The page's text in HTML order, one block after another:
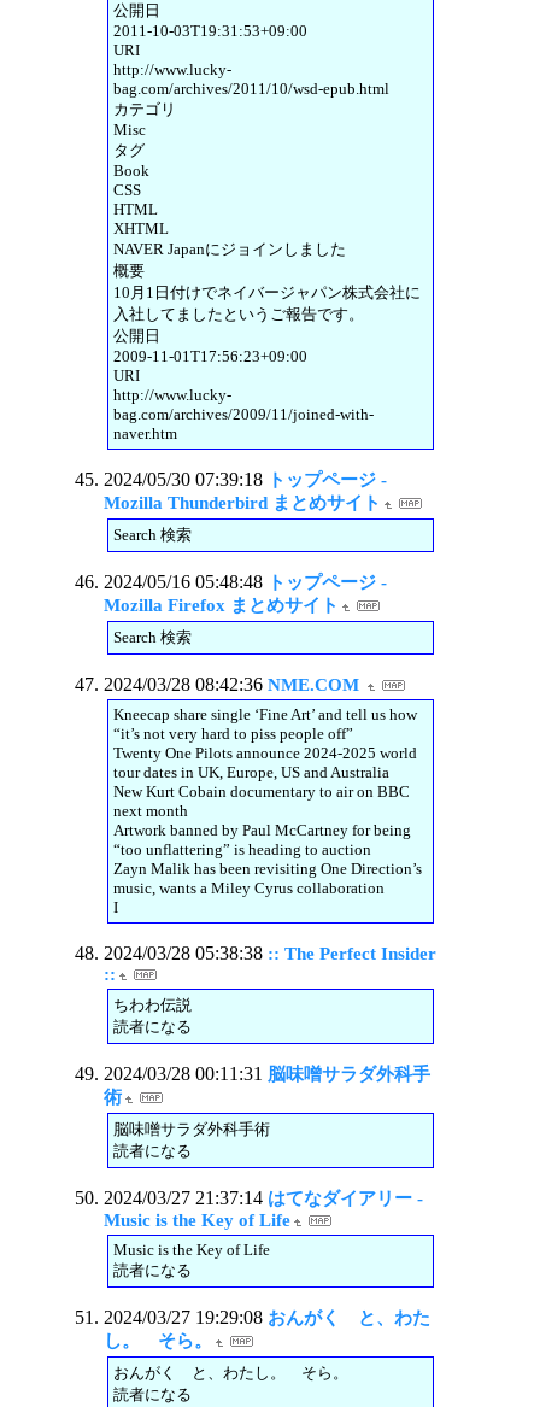
公開日
2011-10-03T19:31:53+09:00
URI
http://www.lucky-
bag.com/archives/2011/10/wsd-epub.html
カテゴリ
Misc
タグ
Book
CSS
HTML
XHTML
NAVER Japanにジョインしました
概要
10月1日付けでネイバージャパン株式会社に
入社してましたというご報告です。
公開日
2009-11-01T17:56:23+09:00
URI
http://www.lucky-
bag.com/archives/2009/11/joined-with-
naver.htm
2024/05/30 07:39:18
トップページ -
Mozilla Thunderbird まとめサイト
Search 検索
2024/05/16 05:48:48
トップページ -
Mozilla Firefox まとめサイト
Search 検索
2024/03/28 08:42:36 NME.COM
Kneecap share single ‘Fine Art’ and tell us how
“it’s not very hard to piss people off”
Twenty One Pilots announce 2024-2025 world
tour dates in UK, Europe, US and Australia
New Kurt Cobain documentary to air on BBC
next month
Artwork banned by Paul McCartney for being
“too unflattering” is heading to auction
Zayn Malik has been revisiting One Direction’s
music, wants a Miley Cyrus collaboration
I
2024/03/28 05:38:38 :: The Perfect Insider
::
ちわわ伝説
読者になる
2024/03/28 00:11:31 脳味噌サラダ外科手
術
脳味噌サラダ外科手術
読者になる
2024/03/27 21:37:14 はてなダイアリー -
Music is the Key of Life
Music is the Key of Life
読者になる
2024/03/27 19:29:08 おんがく と、わた
し。 そら。
おんがく と、わたし。 そら。
読者になる